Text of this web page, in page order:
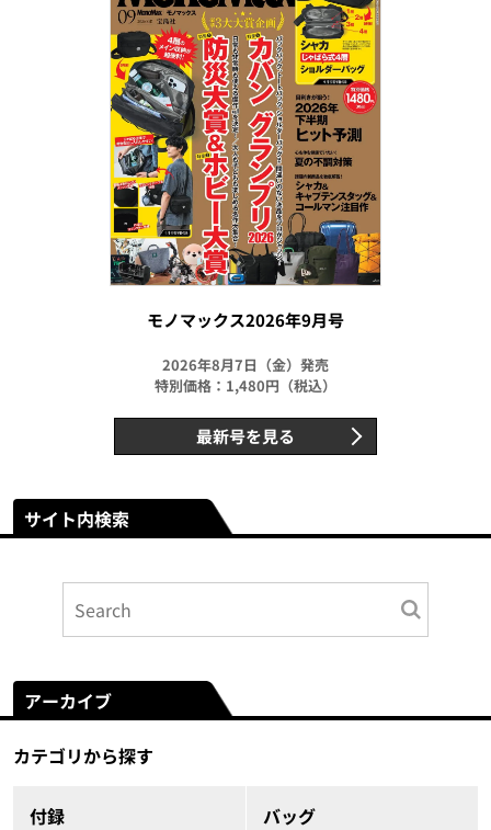
モノマックス2026年9月号
2026年8月7日（金）発売
特別価格：1,480円（税込）
最新号を見る
サイト内検索
アーカイブ
カテゴリから探す
付録 バッグ